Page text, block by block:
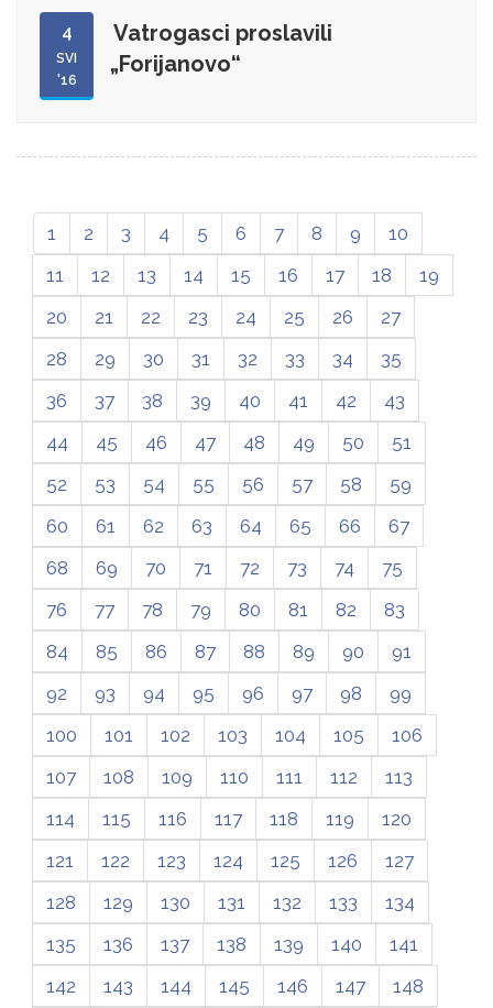
4
SVI
'16
Vatrogasci proslavili
„Forijanovo“
1 2 3 4 5 6 7 8 9
10
11
12 13 14 15 16 17 18
19
20
21 22 23 24 25 26
27
28
29 30 31 32 33 34
35
36
37 38 39 40 41 42
43
44
45 46 47 48 49 50
51
52
53 54 55 56 57 58
59
60
61 62 63 64 65 66
67
68
69 70 71 72 73 74
75
76
77 78 79 80 81 82
83
84
85 86 87 88 89 90
91
92
93 94 95 96 97 98
99
100
101 102 103 104 105
106
107
108 109 110 111 112
113
114
115 116 117 118 119
120
121
122 123 124 125 126
127
128
129 130 131 132 133
134
135
136 137 138 139 140
141
142
143 144 145 146 147
148